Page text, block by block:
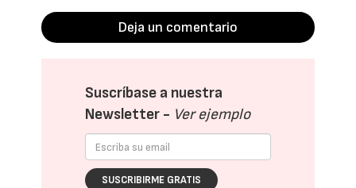
Deja un comentario
Suscríbase a nuestra
Newsletter - Ver ejemplo
SUSCRIBIRME GRATIS